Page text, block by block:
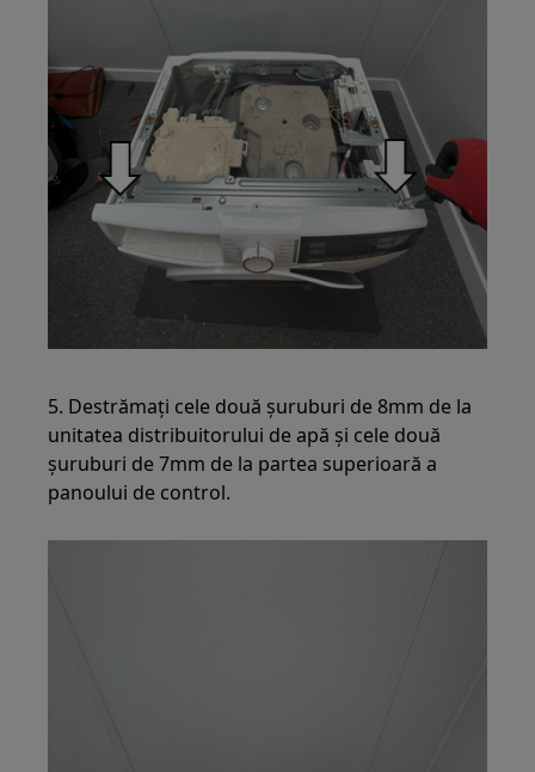
5. Destrămați cele două șuruburi de 8mm de la
unitatea distribuitorului de apă și cele două
șuruburi de 7mm de la partea superioară a
panoului de control.